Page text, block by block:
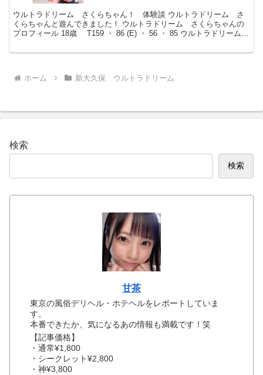
ウルトラドリーム さくらちゃん！ 体験談 ウルトラドリーム さ
くらちゃんと遊んできました！ ウルトラドリーム さくらちゃんの
プロフィール 18歳 T159 ・ 86 (E) ・ 56 ・ 85 ウルトラドリーム
ホーム 新大久保 ウルトラドリーム
検索
検索
甘茶
東京の風俗デリヘル・ホテヘルをレポートしていま
す。
本番できたか、気になるあの情報も満載です！笑
【記事価格】
・通常¥1,800
・シークレット¥2,800
・神¥3,800